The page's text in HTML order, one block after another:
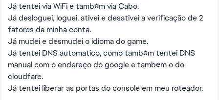
Já tentei via WiFi e também via Cabo.
Já desloguei, loguei, ativei e desativei a verificação de 2
fatores da minha conta.
Já mudei e desmudei o idioma do game.
Já tentei DNS automatico, como também tentei DNS
manual com o endereço do google e também o do
cloudfare.
Já tentei liberar as portas do console em meu roteador.